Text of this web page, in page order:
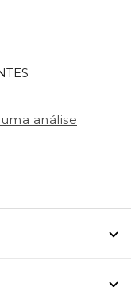
análise